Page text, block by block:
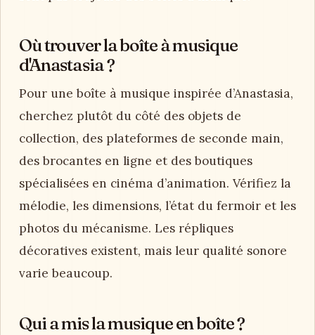
Où trouver la boîte à musique
d'Anastasia ?
Pour une boîte à musique inspirée d’Anastasia,
cherchez plutôt du côté des objets de
collection, des plateformes de seconde main,
des brocantes en ligne et des boutiques
spécialisées en cinéma d’animation. Vérifiez la
mélodie, les dimensions, l’état du fermoir et les
photos du mécanisme. Les répliques
décoratives existent, mais leur qualité sonore
varie beaucoup.
Qui a mis la musique en boîte ?